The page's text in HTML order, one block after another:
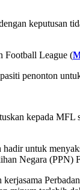
keputusan
Football League (
penonton
kepada
untuk
Negara (PPN)